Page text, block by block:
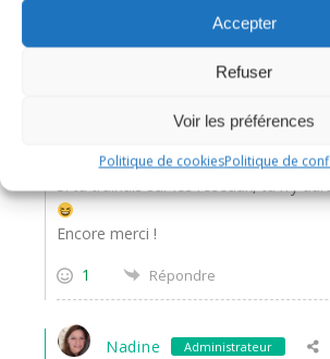
Accepter
Refuser
Voir les préférences
Politique de cookiesPolitique de
Barbara
Si tu traînais sur les réseaux, tu n’y
Encore merci !
1
Répondre
Nadine Administrateur